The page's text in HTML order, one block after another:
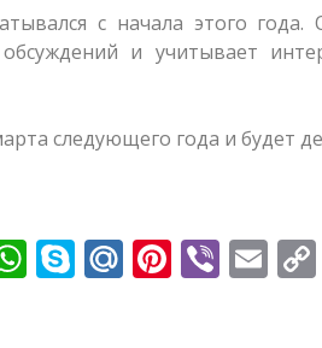
с начала этого
и учитывает
следующего года и будет
W
h
S
k
M
ai
Pi
nt
Vi
b
E
m